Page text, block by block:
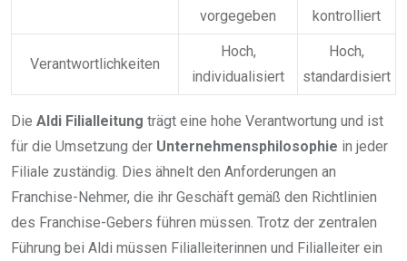
vorgegeben
kontrolliert
Verantwortlichkeiten
Hoch,
individualisiert
Hoch,
standardisiert
Die Aldi Filialleitung trägt eine hohe Verantwortung und ist
für die Umsetzung der Unternehmensphilosophie in jeder
Filiale zuständig. Dies ähnelt den Anforderungen an
Franchise-Nehmer, die ihr Geschäft gemäß den Richtlinien
des Franchise-Gebers führen müssen. Trotz der zentralen
Führung bei Aldi müssen Filialleiterinnen und Filialleiter ein